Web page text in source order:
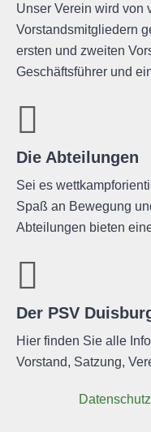
Unser Verein wird von
Vorstandsmitgliedern
ersten und zweiten
Geschäftsführer und
Die Abteilungen
Sei es
Spaß an Bewegung
Abteilungen bieten
Der PSV
Hier finden Sie alle
Vorstand, Satzung,